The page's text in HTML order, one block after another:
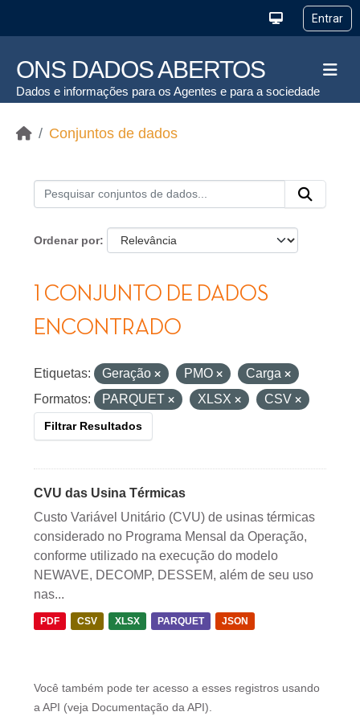
ONS DADOS ABERTOS
Dados e informações para os Agentes e para a sociedade
Conjuntos de dados
Ordenar por
1 CONJUNTO DE DADOS
ENCONTRADO
Etiquetas: Geração PMO
Carga
Formatos:
PARQUET XLSX CSV
Filtrar Resultados
CVU das Usina Térmicas
Custo Variável Unitário (CVU) de usinas térmicas
considerado no Programa Mensal da Operação,
conforme utilizado na execução do modelo
NEWAVE, DECOMP, DESSEM, além de seu uso
nas...
PDF CSV XLSX PARQUET JSON
Você também pode ter acesso a esses registros usando
a API (veja Documentação da API).